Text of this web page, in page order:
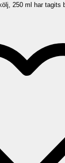
250 ml har tagits